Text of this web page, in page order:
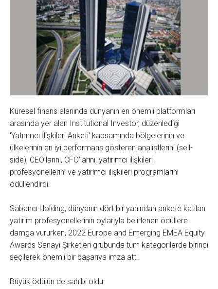
Küresel finans alanında dünyanın en önemli platformları
arasında yer alan Institutional Investor, düzenlediği
'Yatırımcı İlişkileri Anketi' kapsamında bölgelerinin ve
ülkelerinin en iyi performans gösteren analistlerini (sell-
side), CEO’larını, CFO’larını, yatırımcı ilişkileri
profesyonellerini ve yatırımcı ilişkileri programlarını
ödüllendirdi.
Sabancı Holding, dünyanın dört bir yanından ankete katılan
yatırım profesyonellerinin oylarıyla belirlenen ödüllere
damga vururken, 2022 Europe and Emerging EMEA Equity
Awards Sanayi Şirketleri grubunda tüm kategorilerde birinci
seçilerek önemli bir başarıya imza attı.
Büyük ödülün de sahibi oldu